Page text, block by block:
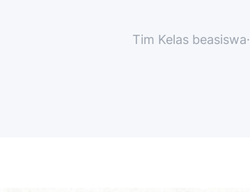
Tim Kelas beasiswa·